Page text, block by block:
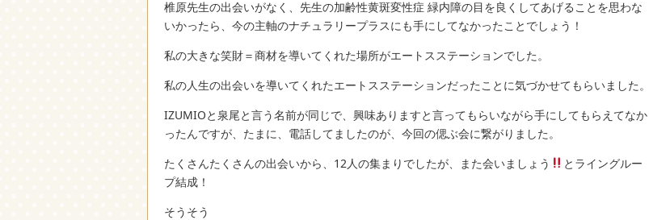
椎原先生の出会いがなく、先生の加齢性黄斑変性症 緑内障の目を良くしてあげることを思わな
いかったら、今の主軸のナチュラリープラスにも手にしてなかったことでしょう！
私の大きな笑財＝商材を導いてくれた場所がエートスステーションでした。
私の人生の出会いを導いてくれたエートスステーションだったことに気づかせてもらいました。
IZUMIOと泉尾と言う名前が同じで、興味ありますと言ってもらいながら手にしてもらえてなか
ったんですが、たまに、電話してましたのが、今回の偲ぶ会に繋がりました。
たくさんたくさんの出会いから、12人の集まりでしたが、また会いましょう
とライングルー
プ結成！
そうそう